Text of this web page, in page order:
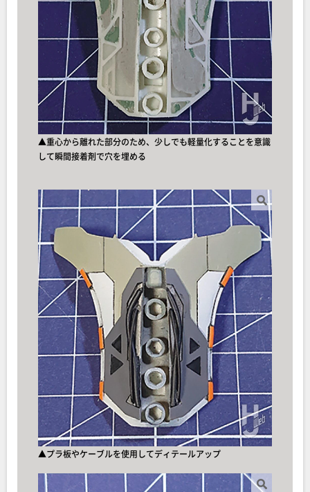
▲重心から離れた部分のため、少しでも軽量化することを意識
して瞬間接着剤で穴を埋める
▲プラ板やケーブルを使用してディテールアップ